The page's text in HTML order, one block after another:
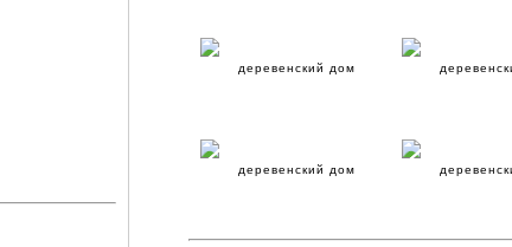
деревенский дом
деревенский дом